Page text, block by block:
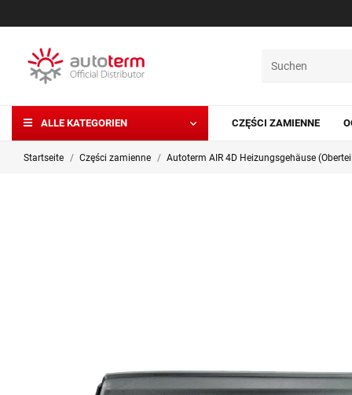
ALLE KATEGORIEN CZĘŚCI ZAMIENNE
Startseite Części zamienne Autoterm AIR 4D Heizungsgehäuse